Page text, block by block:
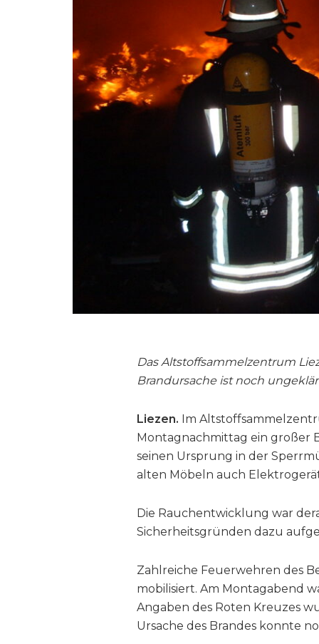
Das Altstoffsammelzentrum
Brandursache ist noch
Liezen. Im
Montagnachmittag ein großer
seinen Ursprung in der
alten Möbeln auch
Die Rauchentwicklung war
Sicherheitsgründen dazu
Zahlreiche Feuerwehren des
mobilisiert. Am Montagabend
Angaben des Roten Kreuzes
Ursache des Brandes konnte